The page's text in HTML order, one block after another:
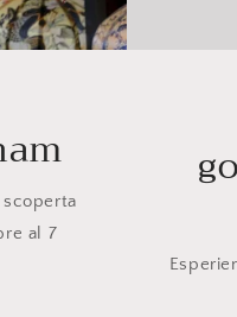
Esperienza alla